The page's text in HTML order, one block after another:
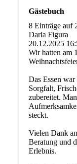
Gästebuch
8 Einträge auf
Daria Figura
20.12.2025
Wir hatten am
Das Essen
Sorgfalt,
zubereitet.
steckt.
Vielen Dank
Beratung und
Erlebnis.